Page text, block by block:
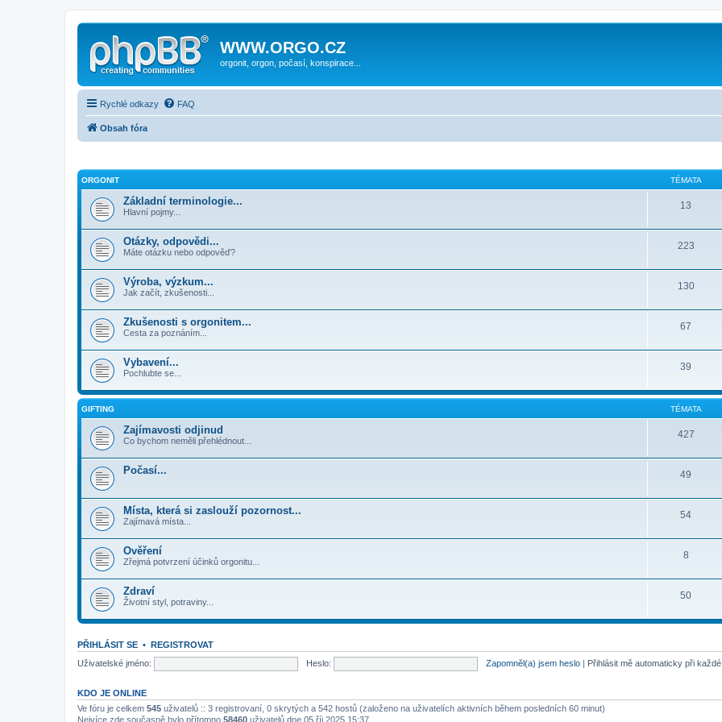
WWW.ORGO.CZ
orgonit, orgon, počasí, konspirace...
Rychlé odkazy FAQ
Obsah fóra
ORGONIT TÉMATA
Základní terminologie...
Hlavní pojmy...
13
Otázky, odpovědi...
Máte otázku nebo odpověď?
223
Výroba, výzkum...
Jak začít, zkušenosti...
130
Zkušenosti s orgonitem...
Cesta za poznáním...
67
Vybavení...
Pochlubte se...
39
GIFTING TÉMATA
Zajímavosti odjinud
Co bychom neměli přehlédnout...
427
Počasí... 49
Místa, která si zaslouží pozornost...
Zajímavá místa...
54
Ověření
Zřejmá potvrzení účinků orgonitu...
8
Zdraví
Životní styl, potraviny...
50
PŘIHLÁSIT SE • REGISTROVAT
Uživatelské jméno:
Heslo: Zapomněl(a) jsem heslo | Přihlásit mě automaticky při
KDO JE ONLINE
Ve fóru je celkem 545 uživatelů :: 3 registrovaní, 0 skrytých a 542 hostů (založeno na uživatelích aktivních během posledních 60 minut)
Nejvíce zde současně bylo přítomno 58460 uživatelů dne 05 říj 2025 15:37